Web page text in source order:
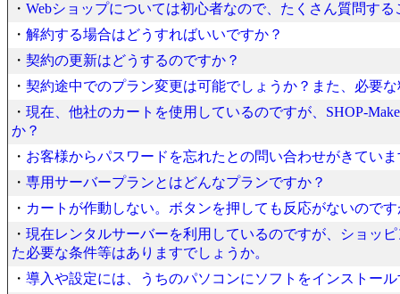
・ Webショップについては初心者なので、たくさん質問す
・ 解約する場合はどうすればいいですか？
・ 契約の更新はどうするのですか？
・ 契約途中でのプラン変更は可能でしょうか？また、必要
・ 現在、他社のカートを使用しているのですが、SHOP-
か？
・ お客様からパスワードを忘れたとの問い合わせがきてい
・ 専用サーバープランとはどんなプランですか？
・ カートが作動しない。ボタンを押しても反応がないのです
・ 現在レンタルサーバーを利用しているのですが、ショッ
た必要な条件等はありますでしょうか。
・ 導入や設定には、うちのパソコンにソフトをインストー